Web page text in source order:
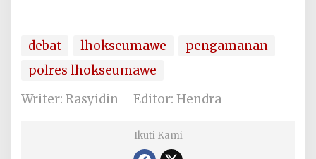
debat lhokseumawe
pengamanan
polres lhokseumawe
Writer: Rasyidin
Editor: Hendra
Ikuti Kami